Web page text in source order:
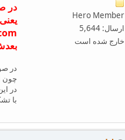
Hero Member
ارسال: 5,644
خارج شده است
در
در
چون
در
با